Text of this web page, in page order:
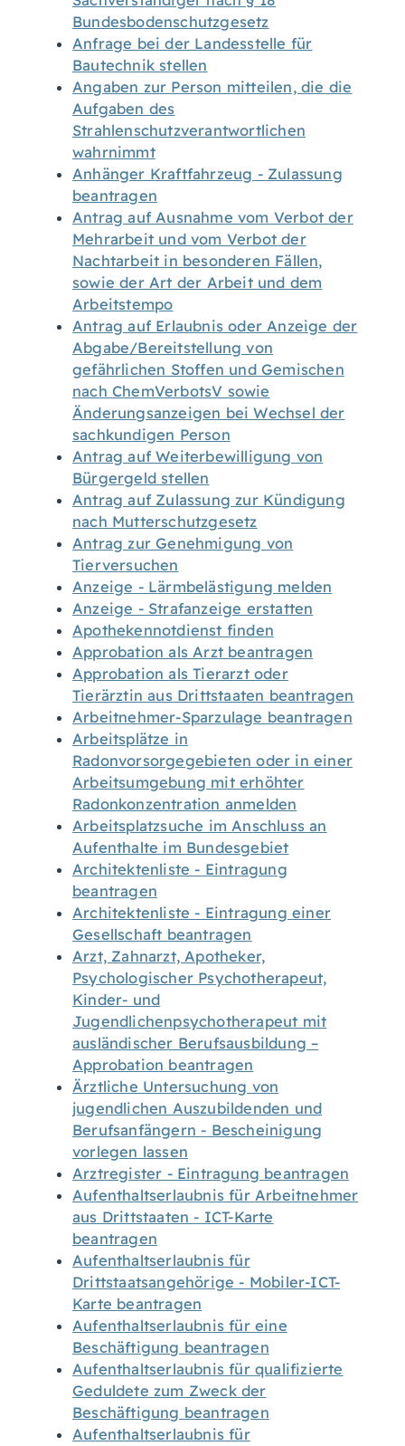
Bundesbodenschutzgesetz
Anfrage bei der Landesstelle für
Bautechnik stellen
Angaben zur Person mitteilen, die die
Aufgaben des
Strahlenschutzverantwortlichen
wahrnimmt
Anhänger Kraftfahrzeug - Zulassung
beantragen
Antrag auf Ausnahme vom Verbot der
Mehrarbeit und vom Verbot der
Nachtarbeit in besonderen Fällen,
sowie der Art der Arbeit und dem
Arbeitstempo
Antrag auf Erlaubnis oder Anzeige der
Abgabe/Bereitstellung von
gefährlichen Stoffen und Gemischen
nach ChemVerbotsV sowie
Änderungsanzeigen bei Wechsel der
sachkundigen Person
Antrag auf Weiterbewilligung von
Bürgergeld stellen
Antrag auf Zulassung zur Kündigung
nach Mutterschutzgesetz
Antrag zur Genehmigung von
Tierversuchen
Anzeige - Lärmbelästigung melden
Anzeige - Strafanzeige erstatten
Apothekennotdienst finden
Approbation als Arzt beantragen
Approbation als Tierarzt oder
Tierärztin aus Drittstaaten beantragen
Arbeitnehmer-Sparzulage beantragen
Arbeitsplätze in
Radonvorsorgegebieten oder in einer
Arbeitsumgebung mit erhöhter
Radonkonzentration anmelden
Arbeitsplatzsuche im Anschluss an
Aufenthalte im Bundesgebiet
Architektenliste - Eintragung
beantragen
Architektenliste - Eintragung einer
Gesellschaft beantragen
Arzt, Zahnarzt, Apotheker,
Psychologischer Psychotherapeut,
Kinder- und
Jugendlichenpsychotherapeut mit
ausländischer Berufsausbildung –
Approbation beantragen
Ärztliche Untersuchung von
jugendlichen Auszubildenden und
Berufsanfängern - Bescheinigung
vorlegen lassen
Arztregister - Eintragung beantragen
Aufenthaltserlaubnis für Arbeitnehmer
aus Drittstaaten - ICT-Karte
beantragen
Aufenthaltserlaubnis für
Drittstaatsangehörige - Mobiler-ICT-
Karte beantragen
Aufenthaltserlaubnis für eine
Beschäftigung beantragen
Aufenthaltserlaubnis für qualifizierte
Geduldete zum Zweck der
Beschäftigung beantragen
Aufenthaltserlaubnis für